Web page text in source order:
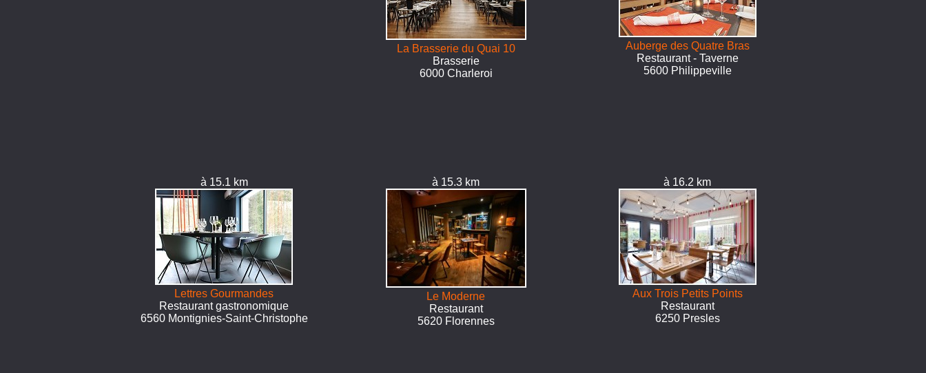
La Brasserie du Quai 10
Brasserie
6000 Charleroi
Auberge des Quatre Bras
Restaurant - Taverne
5600 Philippeville
à 15.1 km
Lettres Gourmandes
Restaurant gastronomique
6560 Montignies-Saint-Christophe
à 15.3 km
Le Moderne
Restaurant
5620 Florennes
à 16.2 km
Aux Trois Petits Points
Restaurant
6250 Presles